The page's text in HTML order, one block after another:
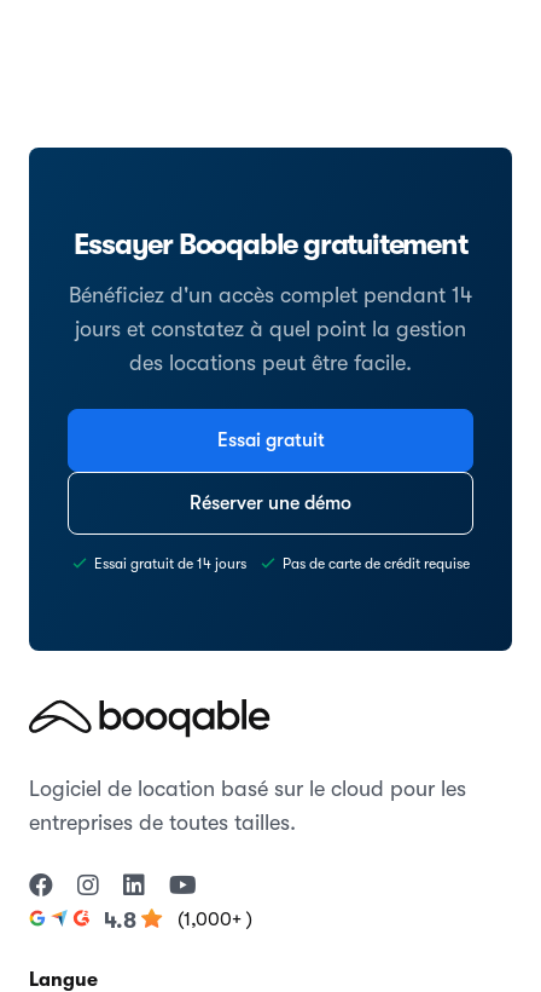
Essayer Booqable gratuitement
Bénéficiez d'un accès complet pendant 14
jours et constatez à quel point la gestion
des locations peut être facile.
Essai gratuit
Réserver une démo
Essai gratuit de 14 jours Pas de carte de crédit requise
Logiciel de location basé sur le cloud pour les
entreprises de toutes tailles.
4.8 (1,000+ )
Langue